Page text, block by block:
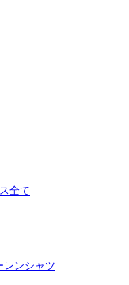
全て
レンシャツ